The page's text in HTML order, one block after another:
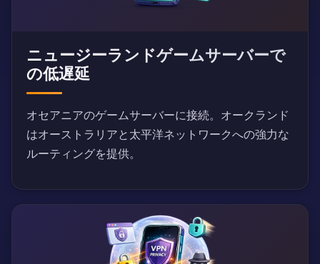
ニュージーランドゲームサーバーで
の低遅延
オセアニアのゲームサーバーに接続。オークランド
はオーストラリアと太平洋ネットワークへの強力な
ルーティングを提供。